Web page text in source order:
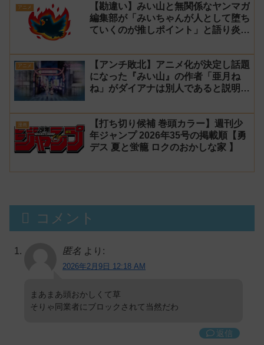
アニメ
【勘違い】みい山と無関係なヤンマガ
編集部が「みいちゃんが人として堕ち
ていくのが推しポイント」と語り炎上
ス】
アニメ
【アンチ敗北】アニメ化が決定し話題
になった『みい山』の作者「亜月ね
ね」がダイアナは別人であると説明し
漫画
【打ち切り候補 巻頭カラー】週刊少
年ジャンプ 2026年35号の掲載順【勇
デス 夏と蛍籠 ロクのおかしな家 】
コメント
匿名 より:
2026年2月9日 12:18 AM
まあまあ頭おかしくて草
そりゃ同業者にブロックされて当然だわ
返信